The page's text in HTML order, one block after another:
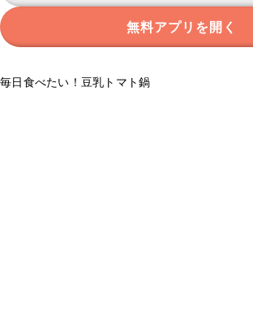
無料アプリを開く
毎日食べたい！豆乳トマト鍋